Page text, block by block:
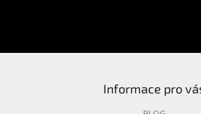
Informace pro